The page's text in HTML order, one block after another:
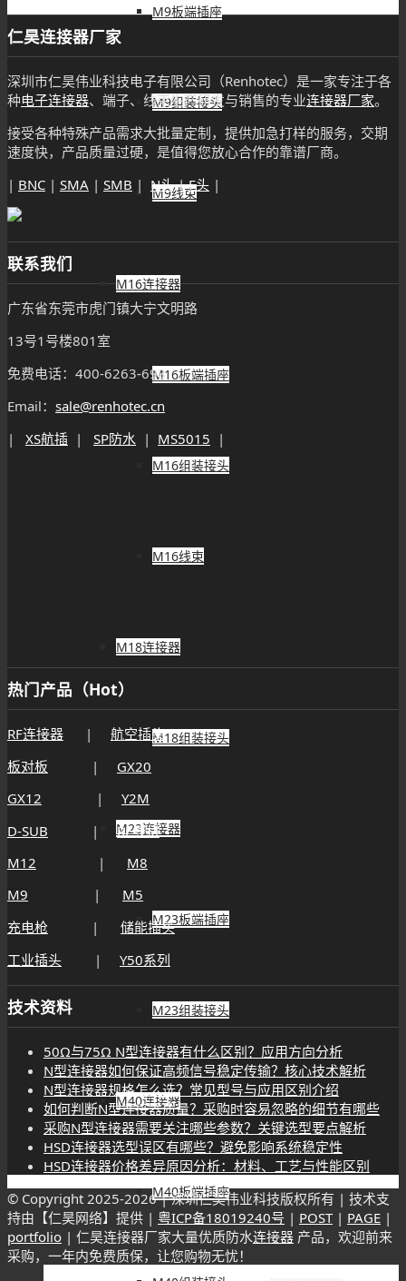
M9板端插座
M9组装接头
M9线束
M16连接器
M16板端插座
M16组装接头
M16线束
M18连接器
M18组装接头
M23连接器
M23板端插座
M23组装接头
M40连接器
M40板端插座
仁昊连接器厂家
深圳市仁昊伟业科技电子有限公司（Renhotec）是一家专注于各
种电子连接器、端子、线束生产研发与销售的专业连接器厂家。
接受各种特殊产品需求大批量定制，提供加急打样的服务，交期
速度快，产品质量过硬，是值得您放心合作的靠谱厂商。
| BNC | SMA | SMB | N头|F头 |
联系我们
广东省东莞市虎门镇大宁文明路
13号1号楼801室
免费电话：400-6263-698
Email： sale@renhotec.cn
| XS航插 | SP防水 | MS5015 |
热门产品（Hot）
RF连接器 | 航空插头
板对板 | GX20
GX12 | Y2M
D-SUB |RF线材
M12 | M8
M9 | M5
充电枪 | 储能插头
工业插头 | Y50系列
技术资料
50Ω与75Ω N型连接器有什么区别？应用方向分析
N型连接器如何保证高频信号稳定传输？核心技术解析
N型连接器规格怎么选？常见型号与应用区别介绍
如何判断N型连接器质量？采购时容易忽略的细节有哪些
采购N型连接器需要关注哪些参数？关键选型要点解析
HSD连接器选型误区有哪些？避免影响系统稳定性
HSD连接器价格差异原因分析：材料、工艺与性能区别
© Copyright 2025-2026 | 深圳仁昊伟业科技版权所有 | 技术支
持由【仁昊网络】提供 | 粤ICP备18019240号 | POST| PAGE |
portfolio | 仁昊连接器厂家大量优质防水连接器 产品，欢迎前来
采购，一年内免费质保，让您购物无忧！